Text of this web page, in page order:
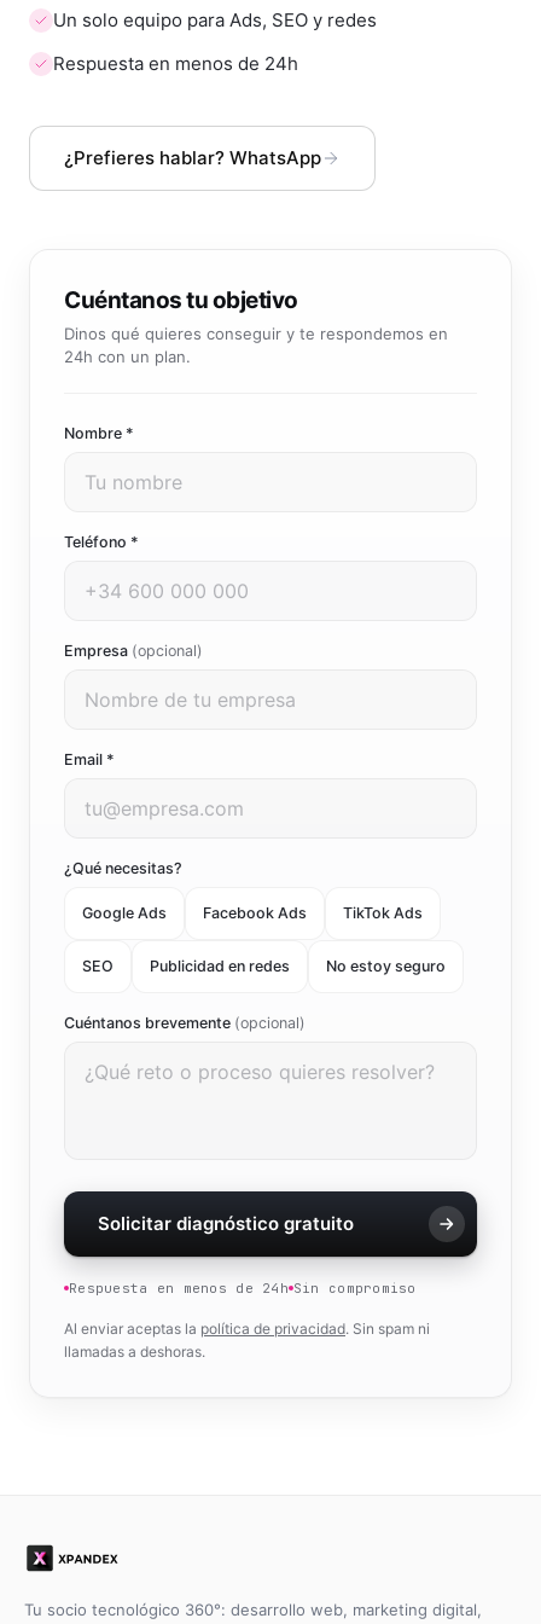
Un solo equipo para Ads, SEO y redes
Respuesta en menos de 24h
¿Prefieres hablar? WhatsApp
Cuéntanos tu objetivo
Dinos qué quieres conseguir y te respondemos en
24h con un plan.
Nombre *
Teléfono *
Empresa (opcional)
Email *
¿Qué necesitas?
Google Ads Facebook Ads TikTok Ads
SEO Publicidad en redes No estoy seguro
Cuéntanos brevemente (opcional)
Solicitar diagnóstico gratuito
Respuesta en menos de 24h Sin compromiso
Al enviar aceptas la política de privacidad. Sin spam ni
llamadas a deshoras.
Tu socio tecnológico 360°: desarrollo web, marketing digital,